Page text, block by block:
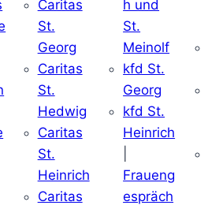
Caritas
St.
Georg
Caritas
St.
Hedwig
Caritas
St.
Heinrich
Caritas
h und
St.
Meinolf
kfd St.
Georg
kfd St.
Heinrich
Fraueng
espräch